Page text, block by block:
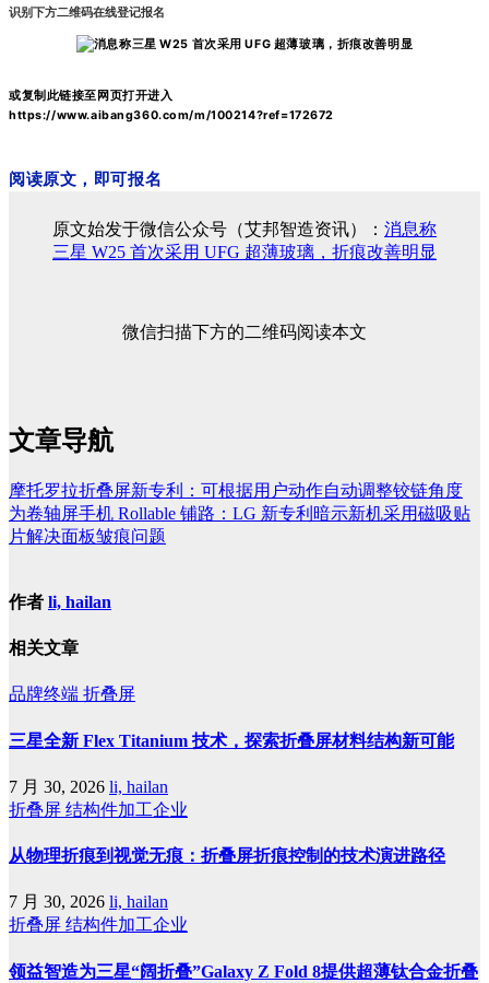
识别下方二维码在线登记报名
或复制此链接至网页打开进入
https://www.aibang360.com/m/100214?ref=172672
阅读原文，即可报名
原文始发于微信公众号（艾邦智造资讯）： 消息称
三星 W25 首次采用 UFG 超薄玻璃，折痕改善明显
微信扫描下方的二维码阅读本文
文章导航
摩托罗拉折叠屏新专利：可根据用户动作自动调整铰链角度
为卷轴屏手机 Rollable 铺路：LG 新专利暗示新机采用磁吸贴
片解决面板皱痕问题
作者 li, hailan
相关文章
品牌终端 折叠屏
三星全新 Flex Titanium 技术，探索折叠屏材料结构新可能
7 月 30, 2026 li, hailan
折叠屏 结构件加工企业
从物理折痕到视觉无痕：折叠屏折痕控制的技术演进路径
7 月 30, 2026 li, hailan
折叠屏 结构件加工企业
领益智造为三星“阔折叠”Galaxy Z Fold 8提供超薄钛合金折叠